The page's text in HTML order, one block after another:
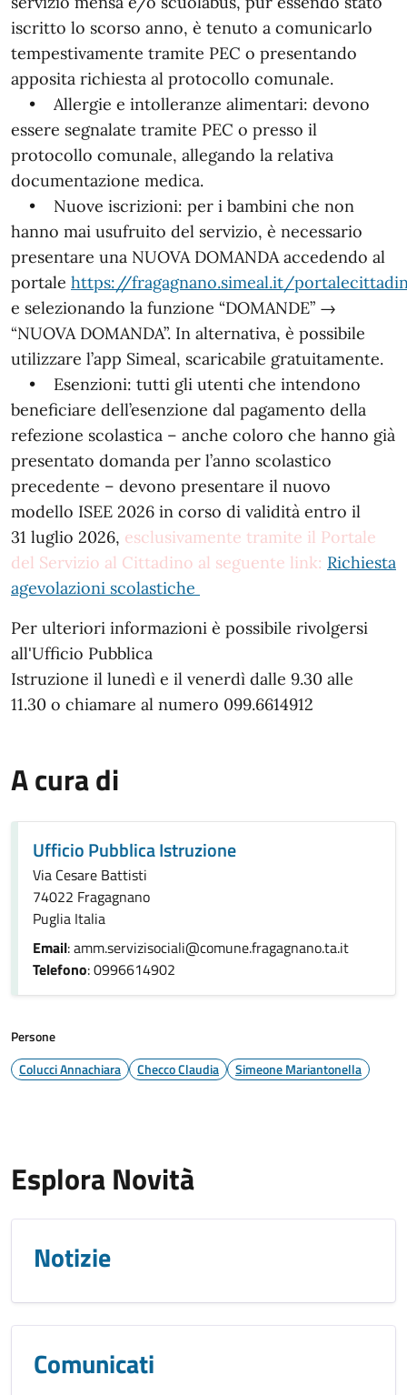
iscritto lo scorso anno, è tenuto a comunicarlo
tempestivamente tramite PEC o presentando
apposita richiesta al protocollo comunale.
• Allergie e intolleranze alimentari: devono
essere segnalate tramite PEC o presso il
protocollo comunale, allegando la relativa
documentazione medica.
• Nuove iscrizioni: per i bambini che non
hanno mai usufruito del servizio, è necessario
presentare una NUOVA DOMANDA accedendo al
portale https://fragagnano.simeal.it/
e selezionando la funzione “DOMANDE” →
“NUOVA DOMANDA”. In alternativa, è possibile
utilizzare l’app Simeal, scaricabile gratuitamente.
• Esenzioni: tutti gli utenti che intendono
beneficiare dell’esenzione dal pagamento della
refezione scolastica – anche coloro che hanno già
presentato domanda per l’anno scolastico
precedente – devono presentare il nuovo
modello ISEE 2026 in corso di validità entro il
31 luglio 2026, esclusivamente tramite il Portale
del Servizio al Cittadino al seguente link: Richiesta
agevolazioni scolastiche
Per ulteriori informazioni è possibile rivolgersi
all'Ufficio Pubblica
Istruzione il lunedì e il venerdì dalle 9.30 alle
11.30 o chiamare al numero 099.6614912
A cura di
Ufficio Pubblica Istruzione
Via Cesare Battisti
74022 Fragagnano
Puglia Italia
Email: amm.servizisociali@comune.fragagnano.ta.it
Telefono: 0996614902
Persone
Colucci Annachiara
Checco Claudia Simeone Mariantonella
Esplora Novità
Notizie
Comunicati